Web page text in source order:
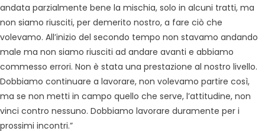
andata parzialmente bene la mischia, solo in alcuni tratti, ma
non siamo riusciti, per demerito nostro, a fare ciò che
volevamo. All’inizio del secondo tempo non stavamo andando
male ma non siamo riusciti ad andare avanti e abbiamo
commesso errori. Non è stata una prestazione al nostro livello.
Dobbiamo continuare a lavorare, non volevamo partire così,
ma se non metti in campo quello che serve, l’attitudine, non
vinci contro nessuno. Dobbiamo lavorare duramente per i
prossimi incontri.”